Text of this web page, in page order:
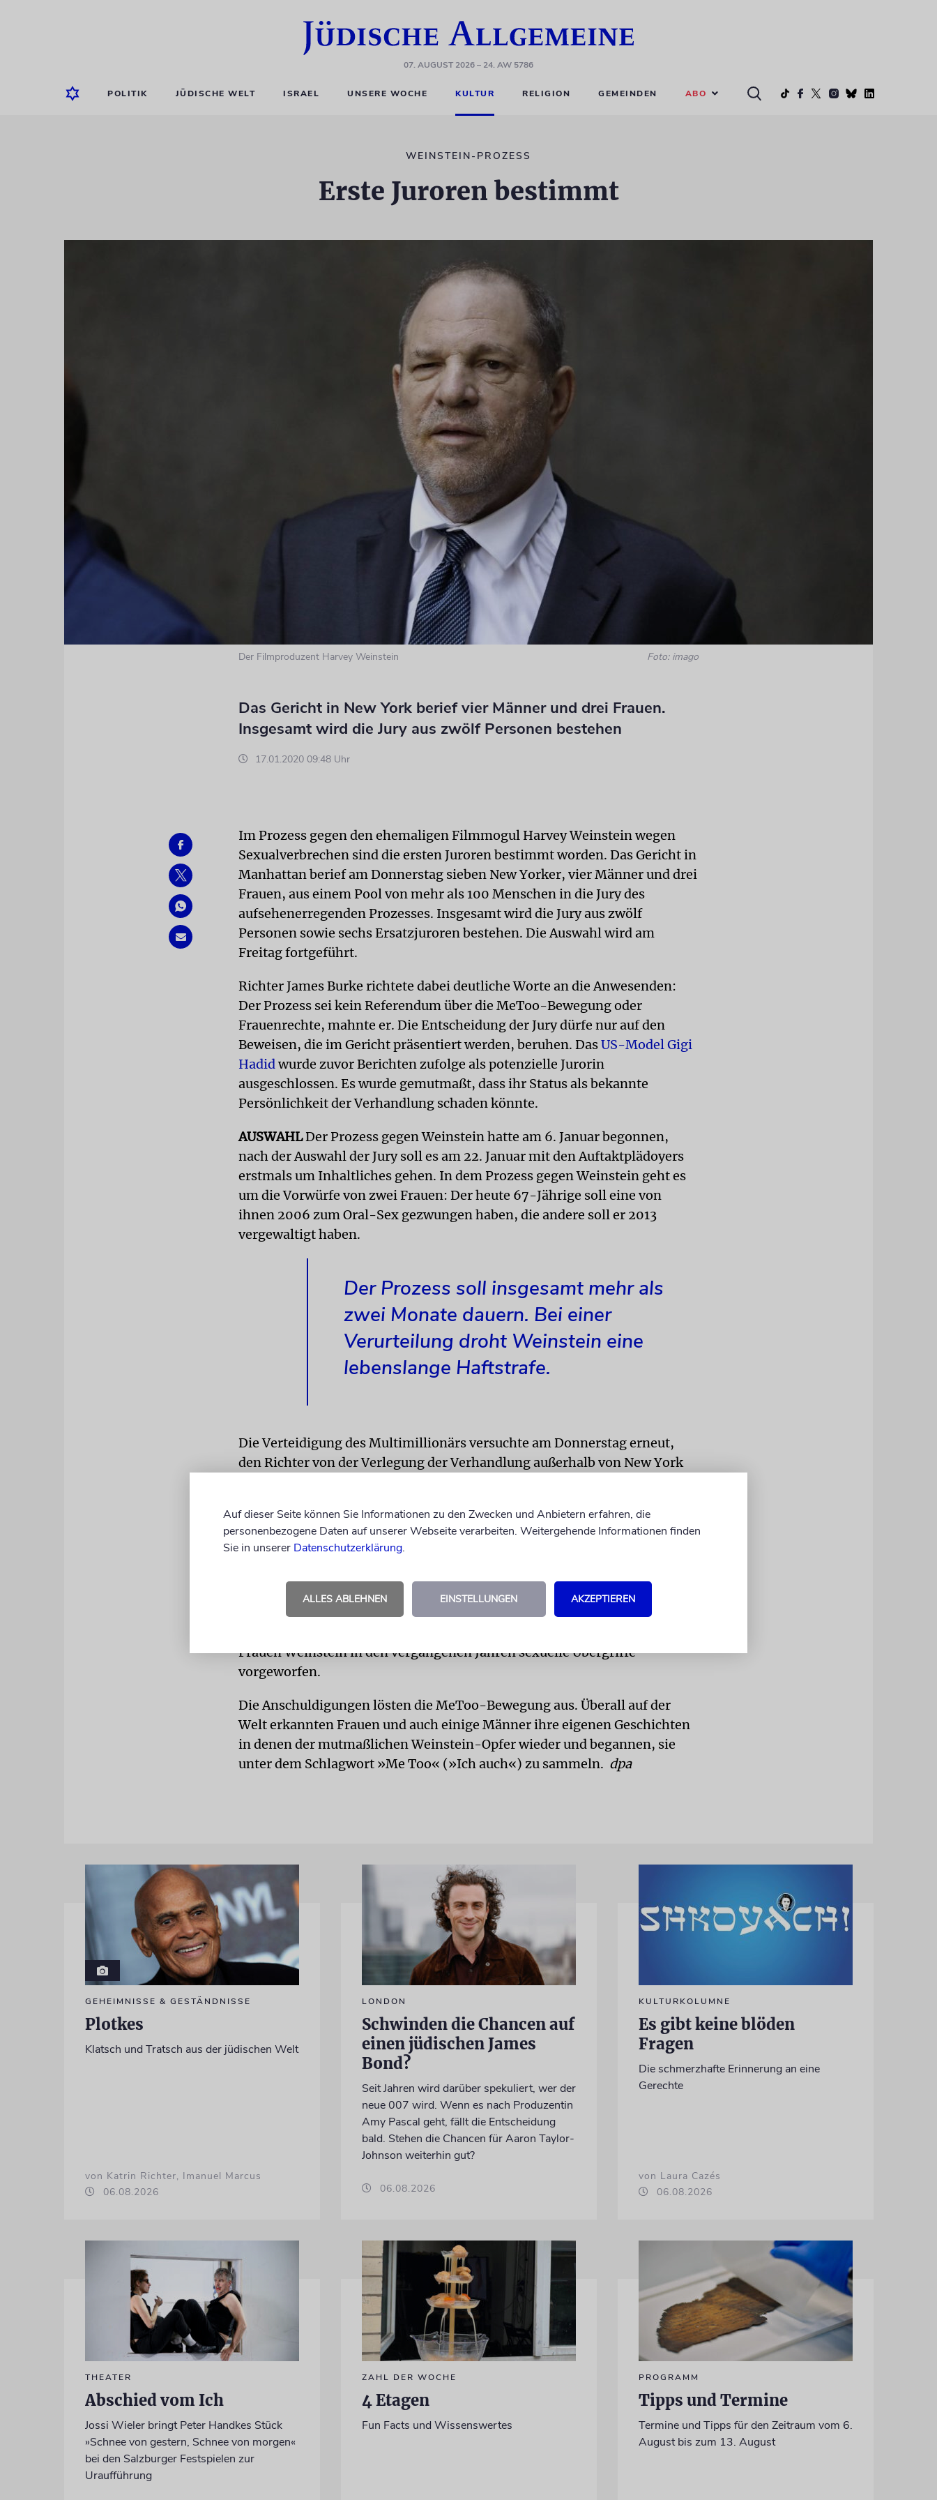
07. AUGUST 2026– 24. AW 5786
POLITIK JÜDISCHE WELT ISRAEL UNSERE WOCHE KULTUR RELIGION GEMEINDEN ABO
WEINSTEIN-PROZESS
Erste Juroren bestimmt
Der Filmproduzent Harvey Weinstein Foto: imago
Das Gericht in New York berief vier Männer und drei Frauen.
Insgesamt wird die Jury aus zwölf Personen bestehen
17.01.2020 09:48 Uhr
Im Prozess gegen den ehemaligen Filmmogul Harvey Weinstein wegen
Sexualverbrechen sind die ersten Juroren bestimmt worden. Das Gericht in
Manhattan berief am Donnerstag sieben New Yorker, vier Männer und drei
Frauen, aus einem Pool von mehr als 100 Menschen in die Jury des
aufsehenerregenden Prozesses. Insgesamt wird die Jury aus zwölf
Personen sowie sechs Ersatzjuroren bestehen. Die Auswahl wird am
Freitag fortgeführt.
Richter James Burke richtete dabei deutliche Worte an die Anwesenden:
Der Prozess sei kein Referendum über die MeToo-Bewegung oder
Frauenrechte, mahnte er. Die Entscheidung der Jury dürfe nur auf den
Beweisen, die im Gericht präsentiert werden, beruhen. DasUS-Model Gigi
Hadidwurde zuvor Berichten zufolge als potenzielle Jurorin
ausgeschlossen. Es wurde gemutmaßt, dass ihr Status als bekannte
Persönlichkeit der Verhandlung schaden könnte.
AUSWAHLDer Prozess gegen Weinstein hatte am 6. Januar begonnen,
nach der Auswahl der Jury soll es am 22. Januar mit den Auftaktplädoyers
erstmals um Inhaltliches gehen. In dem Prozess gegen Weinstein geht es
um die Vorwürfe von zwei Frauen: Der heute 67-Jährige soll eine von
ihnen 2006 zum Oral-Sex gezwungen haben, die andere soll er 2013
vergewaltigt haben.
Der Prozess soll insgesamt mehr als
zwei Monate dauern. Bei einer
Verurteilung droht Weinstein eine
lebenslange Haftstrafe.
Die Verteidigung des Multimillionärs versuchte am Donnerstag erneut,
den Richter von der Verlegung der Verhandlung außerhalb von New York
Kundgebungen vor dem Gericht, an. Dies und der große Medienauflauf
könnten die Unvoreingenommenheit der Jury beeinflussen. Der Richter
Der Prozess soll insgesamt mehr als zwei Monate dauern. Bei einer
Verurteilung droht Weinstein eine lebenslange Haftstrafe. In Kalifornien
Frauen Weinstein in den vergangenen Jahren sexuelle Übergriffe
vorgeworfen.
Die Anschuldigungen lösten die MeToo-Bewegung aus. Überall auf der
Welt erkannten Frauen und auch einige Männer ihre eigenen Geschichten
in denen der mutmaßlichen Weinstein-Opfer wieder und begannen, sie
unter dem Schlagwort »Me Too« (»Ich auch«) zu sammeln. dpa
GEHEIMNISSE & GESTÄNDNISSE
Plotkes
Klatsch und Tratsch aus der jüdischen Welt
von Katrin Richter, Imanuel Marcus
06.08.2026
LONDON
Schwinden die Chancen auf
einen jüdischen James
Bond?
Seit Jahren wird darüber spekuliert, wer der
neue 007 wird. Wenn es nach Produzentin
Amy Pascal geht, fällt die Entscheidung
bald. Stehen die Chancen für Aaron Taylor-
Johnson weiterhin gut?
06.08.2026
KULTURKOLUMNE
Es gibt keine blöden
Fragen
Die schmerzhafte Erinnerung an eine
Gerechte
von Laura Cazés
06.08.2026
THEATER
Abschied vom Ich
Jossi Wieler bringt Peter Handkes Stück
»Schnee von gestern, Schnee von morgen«
bei den Salzburger Festspielen zur
Uraufführung
ZAHL DER WOCHE
4 Etagen
Fun Facts und Wissenswertes
PROGRAMM
Tipps und Termine
Termine und Tipps für den Zeitraum vom 6.
August bis zum 13. August
Auf dieser Seite können Sie Informationen zu den Zwecken und Anbietern erfahren, die
personenbezogene Daten auf unserer Webseite verarbeiten. Weitergehende Informationen finden
Sie in unserer Datenschutzerklärung.
ALLES ABLEHNEN EINSTELLUNGEN AKZEPTIEREN